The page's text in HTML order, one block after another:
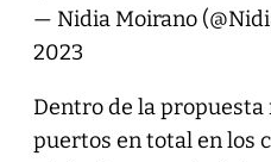
— Nidia Moirano
2023
Dentro de la propuesta
puertos en total en los